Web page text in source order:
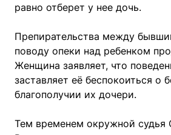
равно отберет у нее дочь.
Препирательства между
поводу опеки над ребенком
Женщина заявляет, что
заставляет её беспокоиться о
благополучии их дочери.
Тем временем окружной